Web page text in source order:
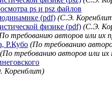
ps и psz файлов
(pdf) (C.Э.
физике (pdf) (C.Э.
требованию авторов или их
Р.Кубо (По требованию
(По требованию авторов или их
Коренблит)